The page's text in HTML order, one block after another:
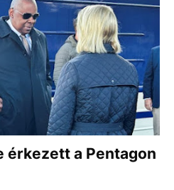
érkezett a Pentagon